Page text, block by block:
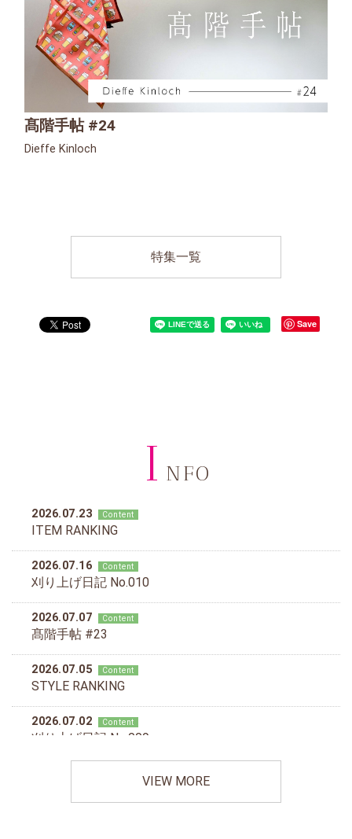
髙階手帖 #24
Dieffe Kinloch
特集一覧
Save
I NFO
VIEW MORE